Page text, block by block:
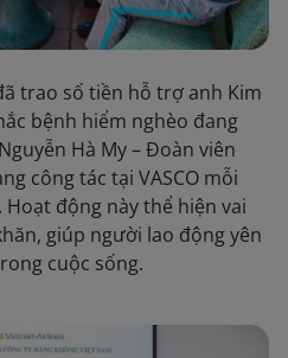
trao số tiền hỗ trợ anh Kim
bệnh hiểm nghèo đang
Hà My – Đoàn viên
công tác tại VASCO mỗi
động này thể hiện vai
giúp người lao động yên
cuộc sống.